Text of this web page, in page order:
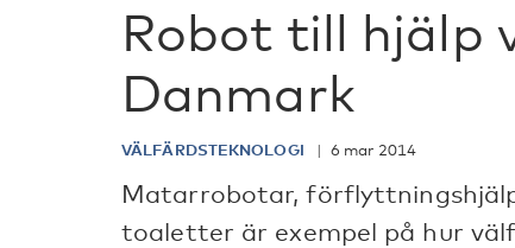
Robot till hjälp
Danmark
VÄLFÄRDSTEKNOLOGI 6 mar 2014
Matarrobotar,
toaletter är exempel på hur